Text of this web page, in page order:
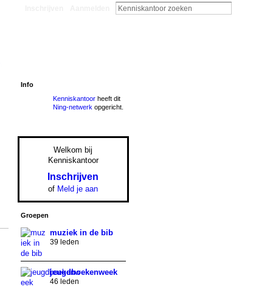
Info
Kenniskantoorheeft dit
Ning-netwerk opgericht.
Welkom bij
Kenniskantoor
Inschrijven
of Meld je aan
Groepen
muziek in de bib
39 leden
jeugdboekenweek
46 leden